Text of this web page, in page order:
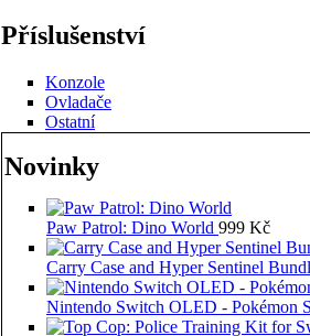
Příslušenství
Konzole
Ovladače
Ostatní
Novinky
Paw Patrol: Dino World 999 Kč
Carry Case and Hyper Sentinel
Nintendo Switch OLED - Pokémon